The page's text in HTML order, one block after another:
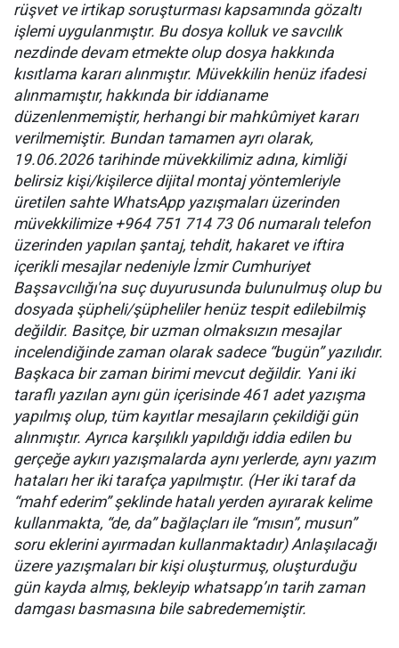
rüşvet ve irtikap soruşturması kapsamında gözaltı
işlemi uygulanmıştır. Bu dosya kolluk ve savcılık
nezdinde devam etmekte olup dosya hakkında
kısıtlama kararı alınmıştır. Müvekkilin henüz ifadesi
alınmamıştır, hakkında bir iddianame
düzenlenmemiştir, herhangi bir mahkûmiyet kararı
verilmemiştir. Bundan tamamen ayrı olarak,
19.06.2026 tarihinde müvekkilimiz adına, kimliği
belirsiz kişi/kişilerce dijital montaj yöntemleriyle
üretilen sahte WhatsApp yazışmaları üzerinden
müvekkilimize +964 751 714 73 06 numaralı telefon
üzerinden yapılan şantaj, tehdit, hakaret ve iftira
içerikli mesajlar nedeniyle İzmir Cumhuriyet
Başsavcılığı'na suç duyurusunda bulunulmuş olup bu
dosyada şüpheli/şüpheliler henüz tespit edilebilmiş
değildir. Basitçe, bir uzman olmaksızın mesajlar
incelendiğinde zaman olarak sadece “bugün” yazılıdır.
Başkaca bir zaman birimi mevcut değildir. Yani iki
taraflı yazılan aynı gün içerisinde 461 adet yazışma
yapılmış olup, tüm kayıtlar mesajların çekildiği gün
alınmıştır. Ayrıca karşılıklı yapıldığı iddia edilen bu
gerçeğe aykırı yazışmalarda aynı yerlerde, aynı yazım
hataları her iki tarafça yapılmıştır. (Her iki taraf da
“mahf ederim” şeklinde hatalı yerden ayırarak kelime
kullanmakta, “de, da” bağlaçları ile “mısın”, musun”
soru eklerini ayırmadan kullanmaktadır) Anlaşılacağı
üzere yazışmaları bir kişi oluşturmuş, oluşturduğu
gün kayda almış, bekleyip whatsapp’ın tarih zaman
damgası basmasına bile sabredememiştir.